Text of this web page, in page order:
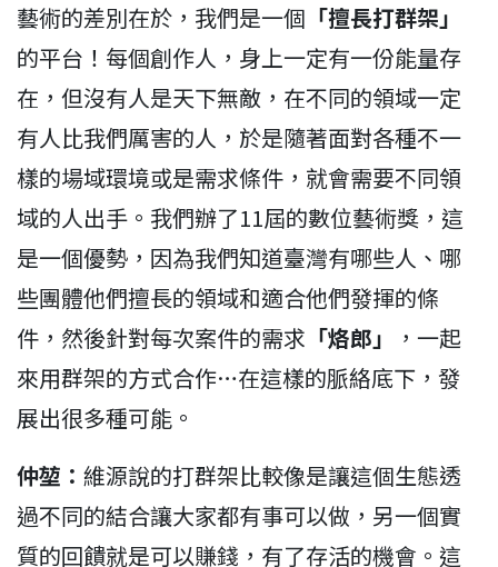
藝術的差別在於，我們是一個 「擅長打群架」
的平台！每個創作人，身上一定有一份能量存
在，但沒有人是天下無敵，在不同的領域一定
有人比我們厲害的人，於是隨著面對各種不一
樣的場域環境或是需求條件，就會需要不同領
域的人出手。我們辦了11屆的數位藝術獎，這
是一個優勢，因為我們知道臺灣有哪些人、哪
些團體他們擅長的領域和適合他們發揮的條
件，然後針對每次案件的需求 「烙郎」
，一起
來用群架的方式合作…在這樣的脈絡底下，發
展出很多種可能。
仲堃： 維源說的打群架比較像是讓這個生態透
過不同的結合讓大家都有事可以做，另一個實
質的回饋就是可以賺錢，有了存活的機會。這